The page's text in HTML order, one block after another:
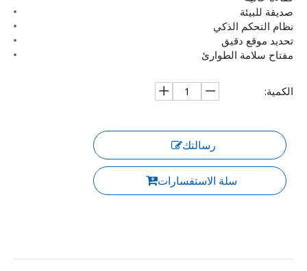
صديقة للبيئة
نظام التحكم الذكي
تحديد موقع دقيق
مفتاح سلامة الطوارئ
الكمية:
رسالتك
سلة الاستفسارات